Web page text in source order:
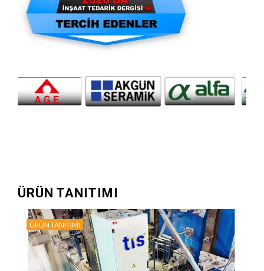
ÜRÜN TANITIMI
ÜRÜN TANITIMI